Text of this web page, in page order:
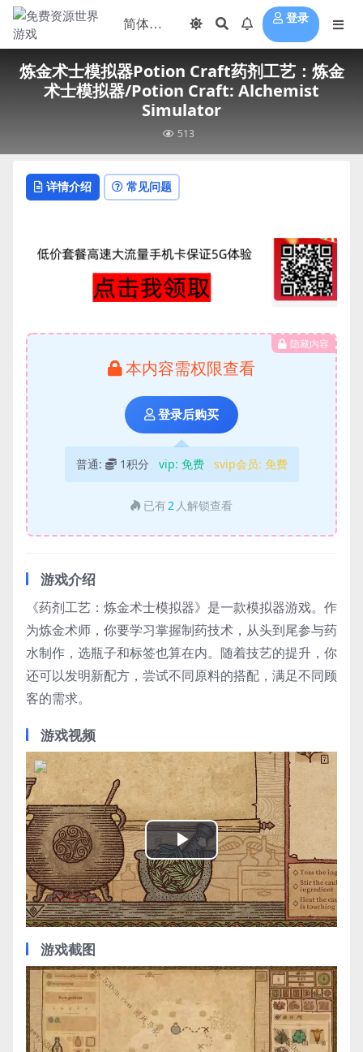
登录
炼金术士模拟器Potion Craft药剂工艺：炼金
术士模拟器/Potion Craft: Alchemist
Simulator
513
详情介绍 常见问题
隐藏内容
本内容需权限查看
登录后购买
普通: 1积分 vip: 免费 svip会员: 免费
已有2 人解锁查看
游戏介绍
《药剂工艺：炼金术士模拟器》是一款模拟器游戏。作
为炼金术师，你要学习掌握制药技术，从头到尾参与药
水制作，选瓶子和标签也算在内。随着技艺的提升，你
还可以发明新配方，尝试不同原料的搭配，满足不同顾
客的需求。
游戏视频
Play
Video
游戏截图